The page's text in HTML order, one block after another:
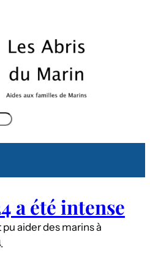
a été intense
aider des marins à